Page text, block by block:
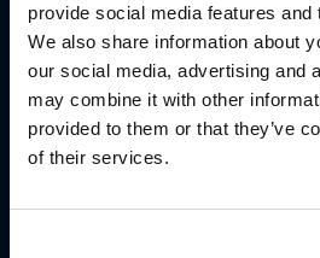
provide social media features and
We also share information about
our social media, advertising and
may combine it with other
provided to them or that they’ve
of their services.
Tekninen tuki
0207 463 515
tuki@utuautomation.fi